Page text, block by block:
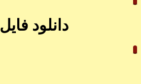
دانلود فایل
_